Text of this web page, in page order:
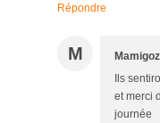
Répondre
M Mamigoz
Ils
et merci
journée